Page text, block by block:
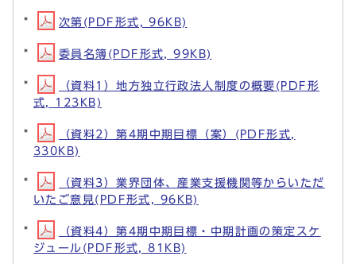
次第(PDF形式, 96KB)
委員名簿(PDF形式, 99KB)
（資料1）地方独立行政法人制度の概要(PDF形
式, 123KB)
（資料2）第4期中期目標（案）(PDF形式,
330KB)
（資料3）業界団体、産業支援機関等からいただ
いたご意見(PDF形式, 96KB)
（資料4）第4期中期目標・中期計画の策定スケ
ジュール(PDF形式, 81KB)